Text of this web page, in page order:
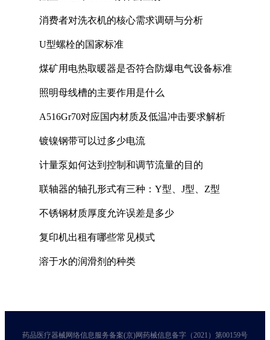
消费者对洗衣机的核心需求调研与分析
U型螺栓的国家标准
煤矿用电热取暖器是否符合防爆电气设备标准
照明母线槽的主要作用是什么
A516Gr70对应国内材质及低温冲击要求解析
镀镍钢带可以过多少电流
计量泵如何达到控制和调节流量的目的
联轴器的轴孔形式有三种：Y型、J型、Z型
不锈钢材质厚度允许误差是多少
复印机出租有哪些常见模式
溶于水的润滑剂的种类
药品医疗器械网络信息服务备案(京)网药械信息备字（2021）第00159号